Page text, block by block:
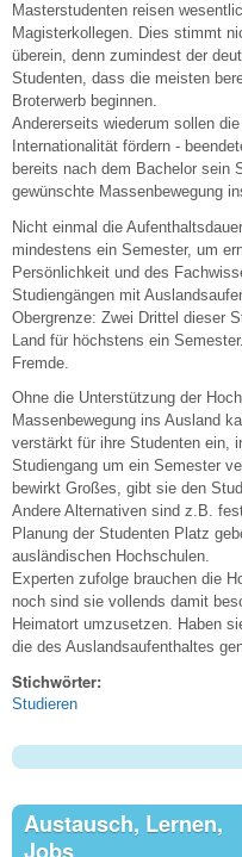
Masterstudenten reisen
Magisterkollegen. Dies stimmt
überein, denn zumindest der
Studenten, dass die meisten
Broterwerb beginnen.
Andererseits wiederum sollen
Internationalität fördern -
bereits nach dem Bachelor sein
gewünschte Massenbewegung
Nicht einmal die
mindestens ein Semester, um
Persönlichkeit und des
Studiengängen mit
Obergrenze: Zwei Drittel dieser
Land für höchstens ein
Fremde.
Ohne die Unterstützung der
Massenbewegung ins Ausland
verstärkt für ihre Studenten ein,
Studiengang um ein Semester
bewirkt Großes, gibt sie den
Andere Alternativen sind z.B.
Planung der Studenten Platz
ausländischen Hochschulen.
Experten zufolge brauchen die
noch sind sie vollends damit
Heimatort umzusetzen. Haben
die des Auslandsaufenthaltes
Stichwörter:
Studieren
Austausch, Lernen,